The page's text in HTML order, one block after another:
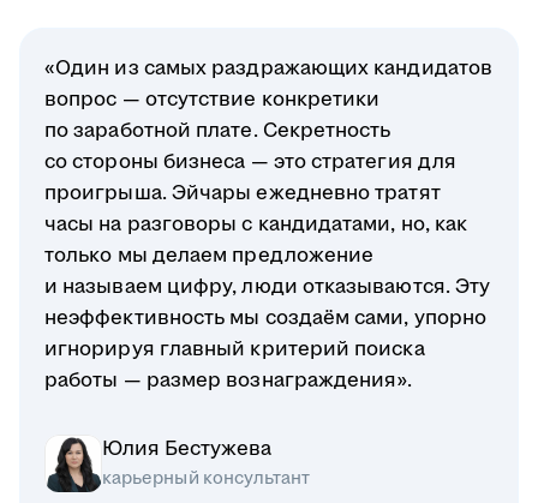
«Один из самых раздражающих кандидатов
вопрос — отсутствие конкретики
по заработной плате. Секретность
со стороны бизнеса — это стратегия для
проигрыша. Эйчары ежедневно тратят
часы на разговоры с кандидатами, но, как
только мы делаем предложение
и называем цифру, люди отказываются. Эту
неэффективность мы создаём сами, упорно
игнорируя главный критерий поиска
работы — размер вознаграждения».
Юлия Бестужева
карьерный консультант